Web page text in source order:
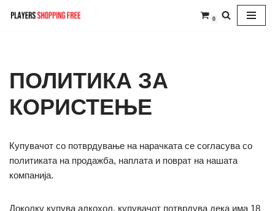
0
ПОЛИТИКА ЗА
КОРИСТЕЊЕ
Купувачот со потврдување на нарачката се согласува со
политиката на продажба, наплата и поврат на нашата
компанија.
Доколку купува алкохол, купувачот потврдува дека има 18